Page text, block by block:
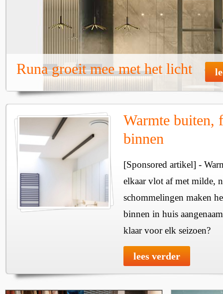
Runa groeit mee met het licht
Warmte buiten,
binnen
[Sponsored artikel] -
elkaar vlot af met milde,
schommelingen maken
binnen in huis
klaar voor elk seizoen?
lees verder